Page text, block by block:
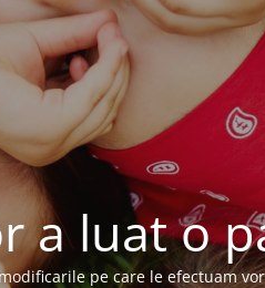
a luat o
pe care le efectuam